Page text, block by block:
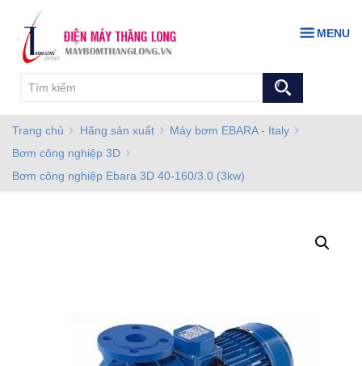
MENU
Trang chủ Hãng sản xuất
Máy bơm EBARA - Italy
Bơm công nghiệp 3D
Bơm công nghiệp Ebara 3D 40-160/3.0 (3kw)